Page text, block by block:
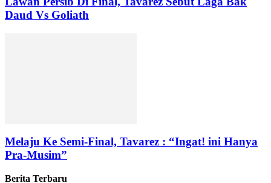
Daud Vs Goliath
Melaju Ke Semi-Final, Tavarez : “Ingat! ini Hanya
Pra-Musim”
Berita Terbaru